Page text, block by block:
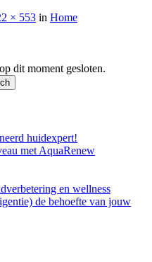
× 553 in Home
dit moment gesloten.
huidexpert!
met AquaRenew
en wellness
de behoefte van jouw